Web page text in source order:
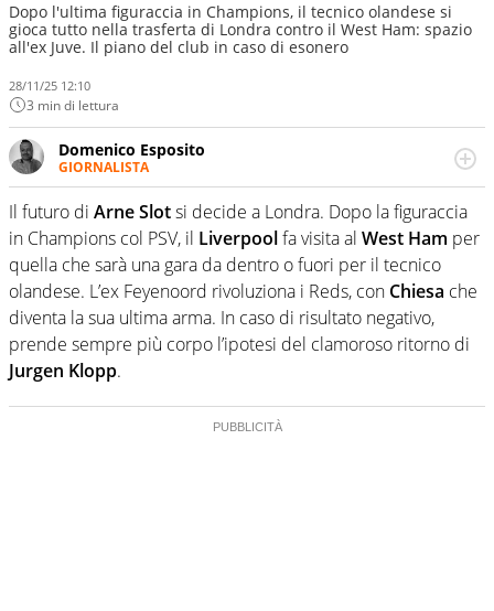
Dopo l'ultima figuraccia in Champions, il tecnico olandese si
gioca tutto nella trasferta di Londra contro il West Ham: spazio
all'ex Juve. Il piano del club in caso di esonero
28/11/25 12:10
3 min di lettura
Domenico Esposito
GIORNALISTA
Da vent’anni in campo e sul campo per vivere ogni evento
in tutte le sue sfaccettature. Passione smisurata per il
calcio e per la sfera di cuoio. Il pallone è una cosa
serissima, guai a dirgli di no
Il futuro di Arne Slotsi decide a Londra. Dopo la figuraccia
in Champions col PSV, il Liverpoolfa visita al West Ham per
quella che sarà una gara da dentro o fuori per il tecnico
olandese. L’ex Feyenoord rivoluziona i Reds, con Chiesa che
diventa la sua ultima arma. In caso di risultato negativo,
prende sempre più corpo l’ipotesi del clamoroso ritorno di
Jurgen Klopp.